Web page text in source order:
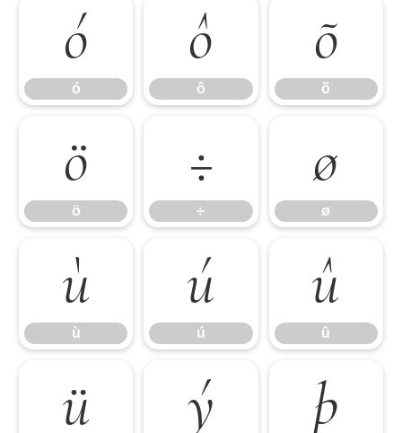
ó
ó
ô
ô
õ
õ
ö
ö
÷
÷
ø
ø
ù
ù
ú
ú
û
û
ü ý þ